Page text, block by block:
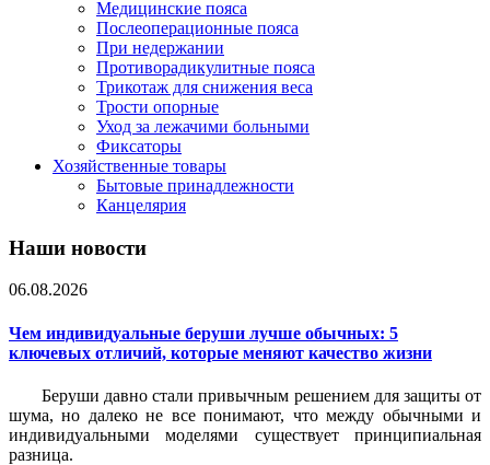
Медицинские пояса
Послеоперационные пояса
При недержании
Противорадикулитные пояса
Трикотаж для снижения веса
Трости опорные
Уход за лежачими больными
Фиксаторы
Хозяйственные товары
Бытовые принадлежности
Канцелярия
Наши новости
06.08.2026
Чем индивидуальные беруши лучше обычных: 5
ключевых отличий, которые меняют качество жизни
Беруши давно стали привычным решением для защиты от
шума, но далеко не все понимают, что между обычными и
индивидуальными моделями существует принципиальная
разница.